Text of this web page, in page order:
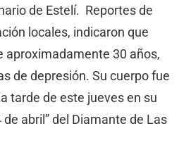
de Estelí. Reportes de
locales, indicaron que
aproximadamente 30 años,
de depresión. Su cuerpo fue
tarde de este jueves en su
de abril” del Diamante de Las